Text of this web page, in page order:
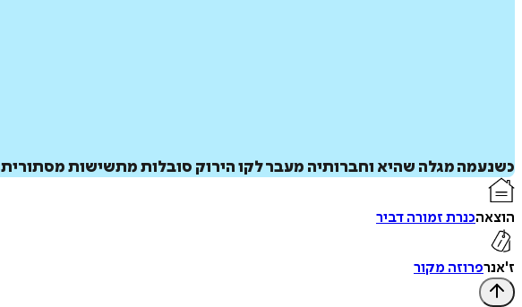
כשנעמה מגלה שהיא וחברותיה מעבר לקו הירוק סובלות מתשישות
הוצאהכנרת זמורה דביר
ז'אנרפרוזה מקור